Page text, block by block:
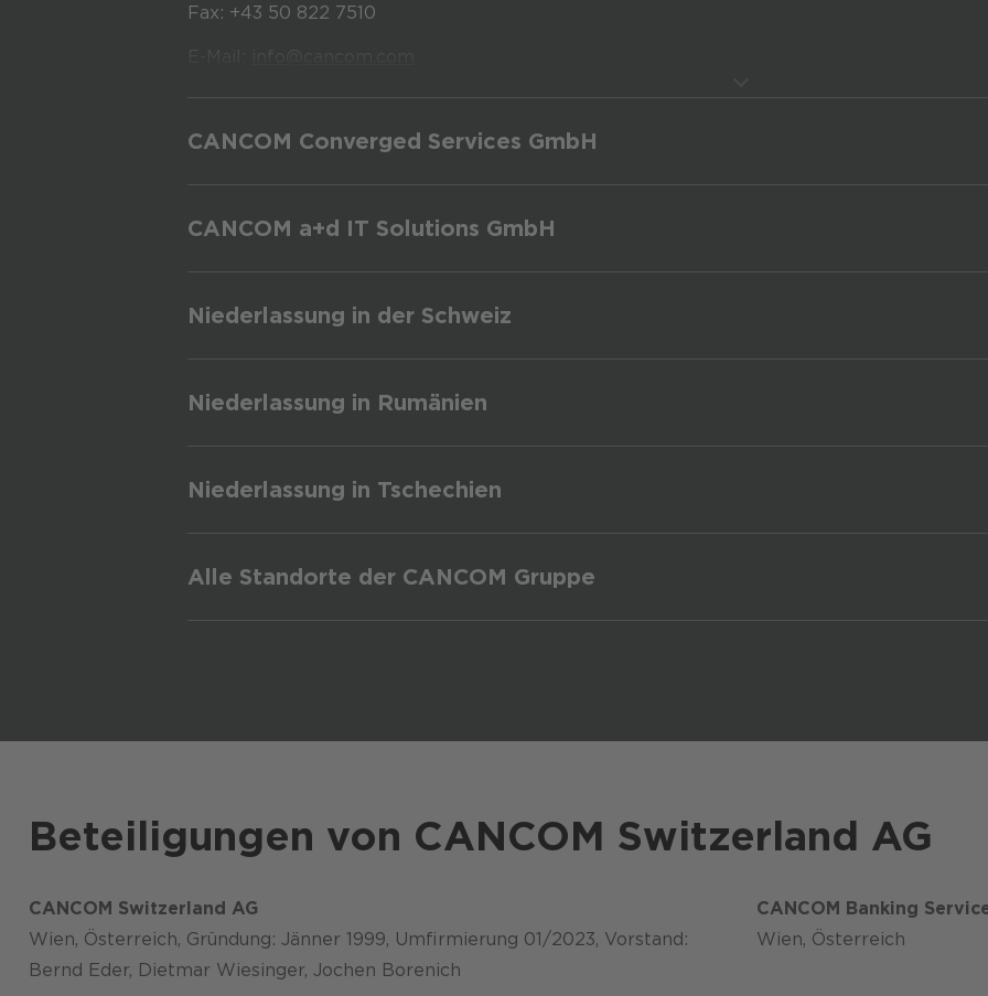
Fax: +43 50 822 7510
CANCOM Converged Services GmbH
info@cancom.com
CANCOM a+d IT Solutions GmbH
office@cancom.at
Niederlassung in der Schweiz
info.ch@cancom.com
Niederlassung in Rumänien
Niederlassung in Tschechien
Alle Standorte der CANCOM Gruppe
Beteiligungen von CANCOM Switzerland AG
CANCOM Switzerland AG
Wien, Österreich, Gründung: Jänner 1999, Umfirmierung 01/2023, Vorstand:
Bernd Eder, Dietmar Wiesinger, Jochen Borenich
CANCOM Banking
Wien, Österreich